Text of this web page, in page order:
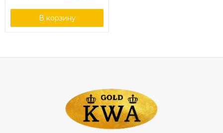
В корзину